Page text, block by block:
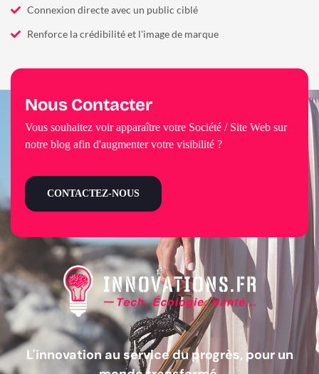
Connexion directe avec un public ciblé
Renforce la crédibilité et l'image de marque
L'innovation au service du progrès, pour un
Nous Contacter
Vous souhaitez voir apparaître votre Société / Site Web sur
notre blog afin d'augmenter votre visibilité ?
CONTACTEZ-NOUS